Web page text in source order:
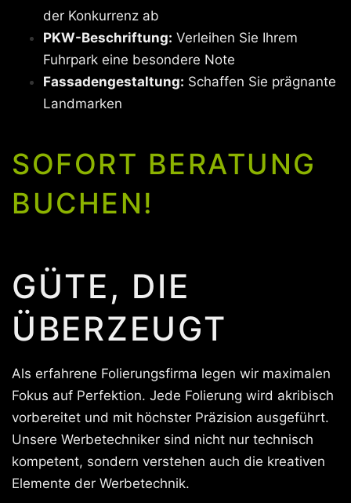
der Konkurrenz ab
PKW-Beschriftung: Verleihen Sie Ihrem
Fuhrpark eine besondere Note
Fassadengestaltung: Schaffen Sie prägnante
Landmarken
SOFORT BERATUNG
BUCHEN!
GÜTE, DIE
ÜBERZEUGT
Als erfahrene Folierungsfirma legen wir maximalen
Fokus auf Perfektion. Jede Folierung wird akribisch
vorbereitet und mit höchster Präzision ausgeführt.
Unsere Werbetechniker sind nicht nur technisch
kompetent, sondern verstehen auch die kreativen
Elemente der Werbetechnik.